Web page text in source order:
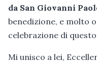
da San Giovanni
benedizione, e molto
celebrazione di
Mi unisco a lei,